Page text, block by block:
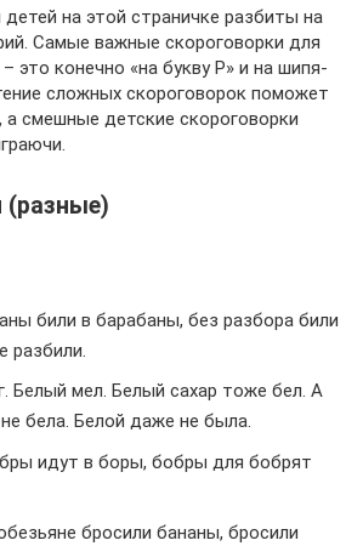
на этой стра­ничке раз­биты на
Самые важ­ные ско­ро­го­ворки для
это конечно «на букву Р» и на шипя­
слож­ных ско­ро­го­во­рок помо­жет
а смеш­ные дет­ские ско­ро­го­ворки
(разные)
били в барабаны, без разбора били
разбили.
Белый мел. Белый сахар тоже бел. А
бела. Белой даже не была.
идут в боры, бобры для бобрят
бросили бананы, бросили